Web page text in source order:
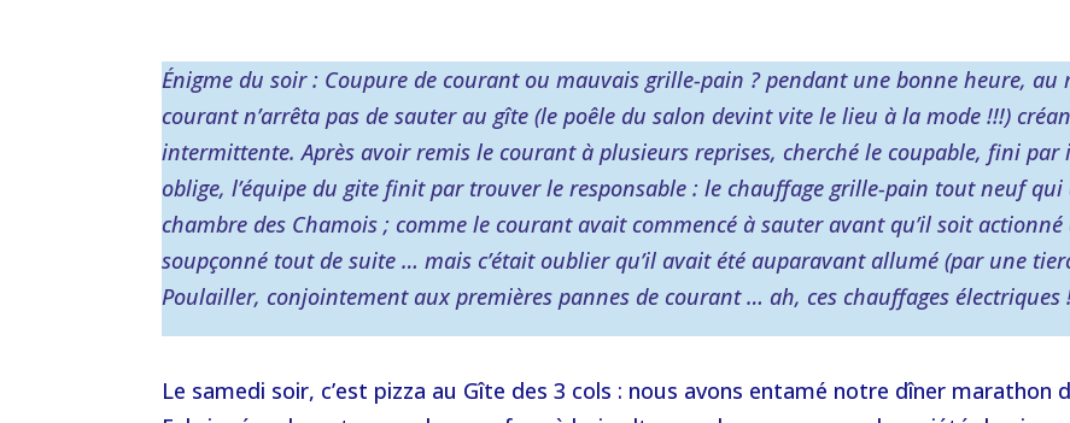
Énigme du soir : Coupure de courant ou mauvais grille-pain ? pendant une bonne heure, au
courant n’arrêta pas de sauter au gîte (le poêle du salon devint vite le lieu à la mode !!!)
intermittente. Après avoir remis le courant à plusieurs reprises, cherché le coupable, fini par
oblige, l’équipe du gite finit par trouver le responsable : le chauffage grille-pain tout neuf qui
chambre des Chamois ; comme le courant avait commencé à sauter avant qu’il soit
soupçonné tout de suite … mais c’était oublier qu’il avait été auparavant allumé (par une
Poulailler, conjointement aux premières pannes de courant … ah, ces chauffages électriques
Le samedi soir, c’est pizza au Gîte des 3 cols : nous avons entamé notre dîner marathon